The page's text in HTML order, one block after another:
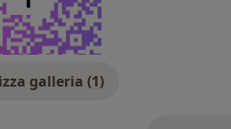
galleria (1)